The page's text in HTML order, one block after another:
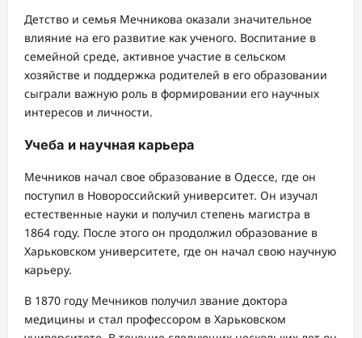
Детство и семья Мечникова оказали значительное
влияние на его развитие как ученого. Воспитание в
семейной среде, активное участие в сельском
хозяйстве и поддержка родителей в его образовании
сыграли важную роль в формировании его научных
интересов и личности.
Учеба и научная карьера
Мечников начал свое образование в Одессе, где он
поступил в Новороссийский университет. Он изучал
естественные науки и получил степень магистра в
1864 году. После этого он продолжил образование в
Харьковском университете, где он начал свою научную
карьеру.
В 1870 году Мечников получил звание доктора
медицины и стал профессором в Харьковском